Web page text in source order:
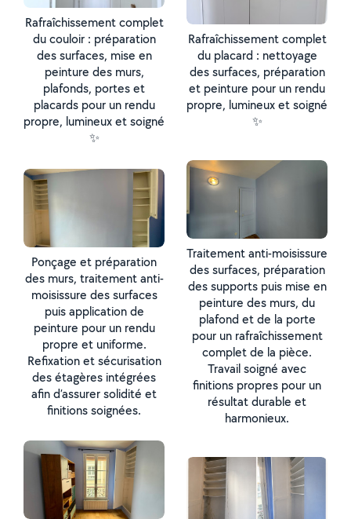
Rafraîchissement complet
du couloir : préparation
des surfaces, mise en
peinture des murs,
plafonds, portes et
placards pour un rendu
propre, lumineux et soigné
✨
Rafraîchissement complet
du placard : nettoyage
des surfaces, préparation
et peinture pour un rendu
propre, lumineux et soigné
✨
Ponçage et préparation
des murs, traitement anti-
moisissure des surfaces
puis application de
peinture pour un rendu
propre et uniforme.
Refixation et sécurisation
des étagères intégrées
afin d’assurer solidité et
finitions soignées.
Traitement anti-moisissure
des surfaces, préparation
des supports puis mise en
peinture des murs, du
plafond et de la porte
pour un rafraîchissement
complet de la pièce.
Travail soigné avec
finitions propres pour un
résultat durable et
harmonieux.